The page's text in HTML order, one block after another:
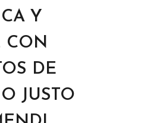
Y
CON
DE
JUSTO